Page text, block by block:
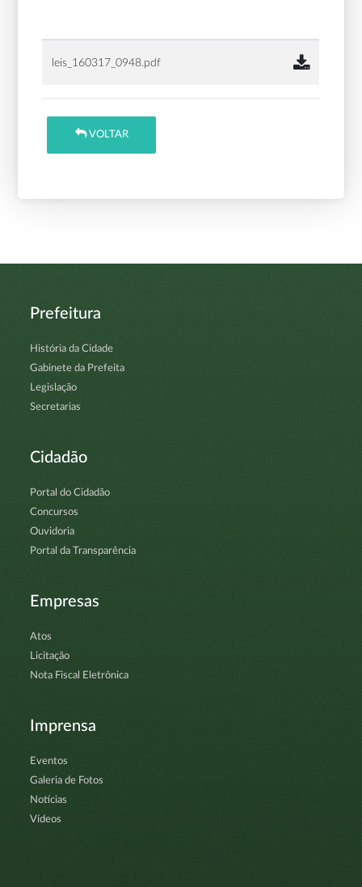
leis_160317_0948.pdf
VOLTAR
Prefeitura
História da Cidade
Gabinete da Prefeita
Legislação
Secretarias
Cidadão
Portal do Cidadão
Concursos
Ouvidoria
Portal da Transparência
Empresas
Atos
Licitação
Nota Fiscal Eletrônica
Imprensa
Eventos
Galeria de Fotos
Notícias
Vídeos